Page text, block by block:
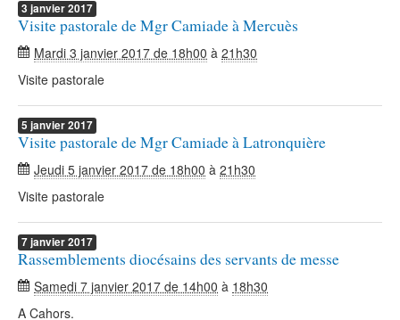
3 janvier2017
Visite pastorale de Mgr Camiade à Mercuès
Mardi 3 janvier 2017 de 18h00 à 21h30
Visite pastorale
5 janvier2017
Visite pastorale de Mgr Camiade à Latronquière
Jeudi 5 janvier 2017 de 18h00 à 21h30
Visite pastorale
7janvier2017
Rassemblements diocésains des servants de messe
Samedi 7 janvier 2017 de 14h00 à 18h30
A Cahors.